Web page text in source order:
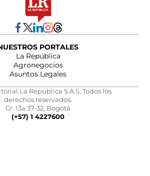
PORTALES
La República
Agronegocios
Asuntos Legales
La República S.A.S. Todos los
derechos reservados.
Cr. 13a 37-32, Bogotá
(+57) 1 4227600